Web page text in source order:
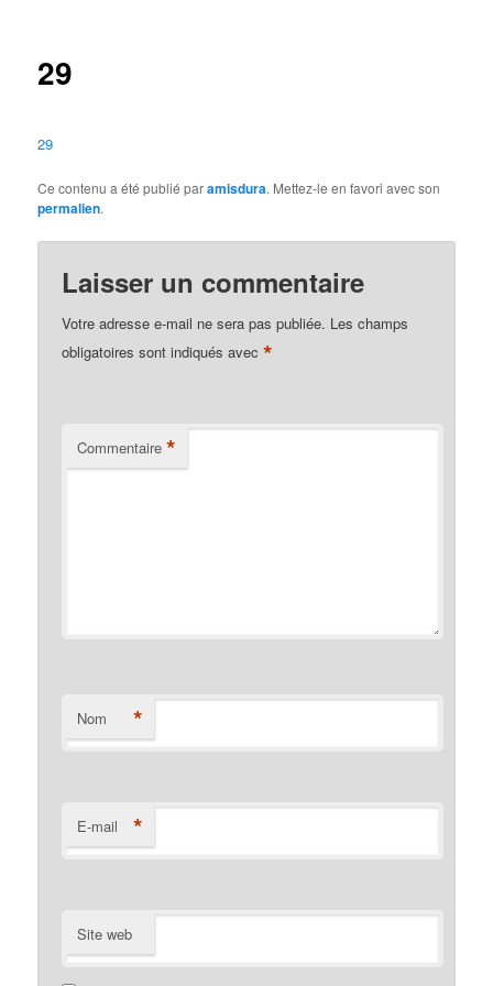
29
29
Ce contenu a été publié paramisdura. Mettez-le en favori avec son
permalien.
Laisser un commentaire
Votre adresse e-mail ne sera pas publiée. Les champs
obligatoires sont indiqués avec*
Commentaire *
Nom *
E-mail *
Site web